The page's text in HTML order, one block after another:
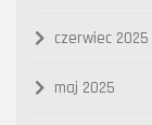
czerwiec 2025
maj 2025